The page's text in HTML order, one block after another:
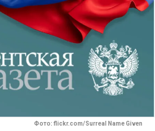
Фото: flickr.com/Surreal Name Given